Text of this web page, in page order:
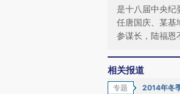
是十八届中央纪
任唐国庆、某基
参谋长，陆福恩
相关报道
专题 2014年冬